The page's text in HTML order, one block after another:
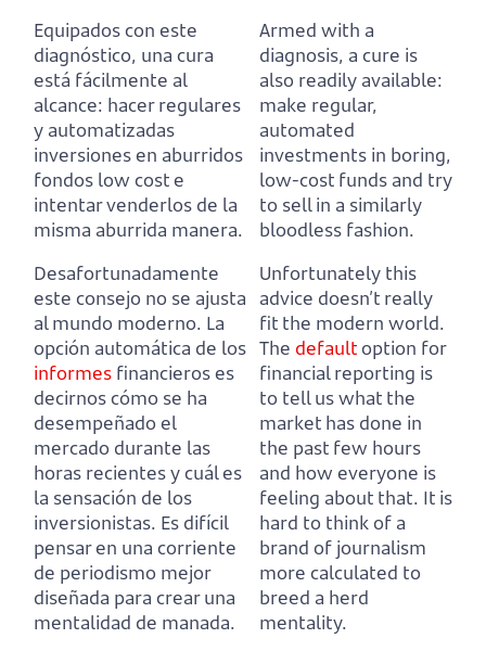
Equipados con este
diagnóstico, una cura
está fácilmente al
alcance: hacer regulares
y automatizadas
inversiones en aburridos
fondos low cost e
intentar venderlos de la
misma aburrida manera.
Desafortunadamente
este consejo no se ajusta
al mundo moderno. La
opción automática de los
informes financieros es
decirnos cómo se ha
desempeñado el
mercado durante las
horas recientes y cuál es
la sensación de los
inversionistas. Es difícil
pensar en una corriente
de periodismo mejor
diseñada para crear una
mentalidad de manada.
Armed with a
diagnosis, a cure is
also readily available:
make regular,
automated
investments in boring,
low-cost funds and try
to sell in a similarly
bloodless fashion.
Unfortunately this
advice doesn’t really
fit the modern world.
The defaultoption for
financial reporting is
to tell us what the
market has done in
the past few hours
and how everyone is
feeling about that. It is
hard to think of a
brand of journalism
more calculated to
breed a herd
mentality.